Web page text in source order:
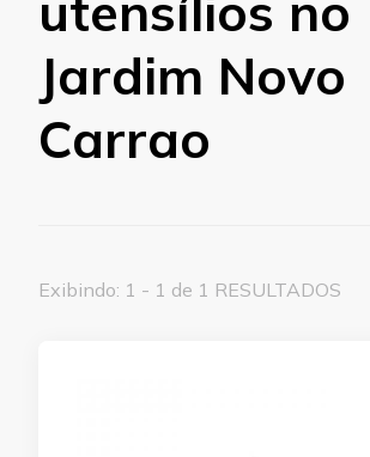
Jardim Novo
Carrao
Exibindo: 1 - 1 de 1 RESULTADOS